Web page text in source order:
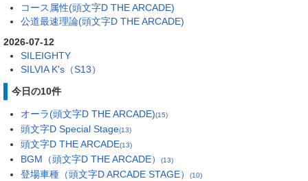
コース属性(頭文字D THE ARCADE)
公道最速理論(頭文字D THE ARCADE)
2026-07-12
SILEIGHTY
SILVIA K's（S13）
今日の10件
オーラ(頭文字D THE ARCADE)(15)
頭文字D Special Stage(13)
頭文字D THE ARCADE(13)
BGM（頭文字D THE ARCADE） (13)
登場車種（頭文字D ARCADE STAGE） (10)